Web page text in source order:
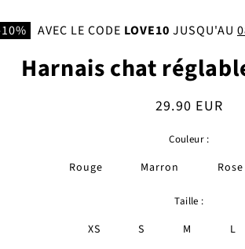
AVEC LE CODE LOVE10 JUSQU'AU
Harnais chat
Prix
29.90 EUR
Couleur :
Rouge Marron Rose
Taille :
XS S M L